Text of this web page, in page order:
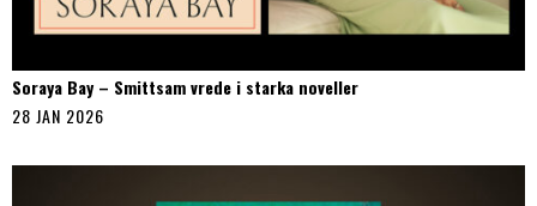
Soraya Bay – Smittsam vrede i starka noveller
28 JAN 2026